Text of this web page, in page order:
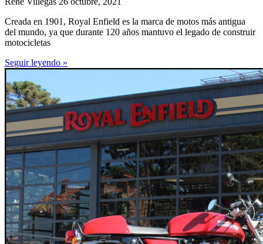
Creada en 1901, Royal Enfield es la marca de motos más antigua
del mundo, ya que durante 120 años mantuvo el legado de construir
motocicletas
Seguir leyendo »